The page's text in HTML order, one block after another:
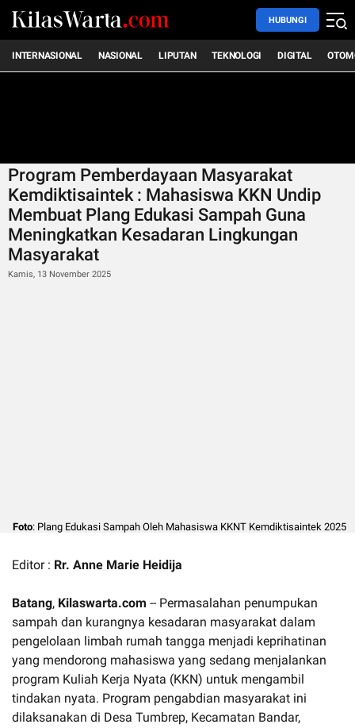
HUBUNGI
INTERNASIONAL NASIONAL LIPUTAN TEKNOLOGI DIGITAL
Program Pemberdayaan Masyarakat
Kemdiktisaintek : Mahasiswa KKN Undip
Membuat Plang Edukasi Sampah Guna
Meningkatkan Kesadaran Lingkungan
Masyarakat
Kamis, 13 November 2025
Foto: Plang Edukasi Sampah Oleh Mahasiswa KKNT Kemdiktisaintek 2025
Editor : Rr. Anne Marie Heidija
Batang, Kilaswarta.com -- Permasalahan penumpukan
sampah dan kurangnya kesadaran masyarakat dalam
pengelolaan limbah rumah tangga menjadi keprihatinan
yang mendorong mahasiswa yang sedang menjalankan
program Kuliah Kerja Nyata (KKN) untuk mengambil
tindakan nyata. Program pengabdian masyarakat ini
dilaksanakan di Desa Tumbrep, Kecamatan Bandar,